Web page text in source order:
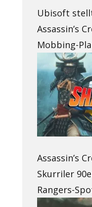
Ubisoft
Assassin’s
Mobbing-
Assassin’s
Skurriler
Rangers-